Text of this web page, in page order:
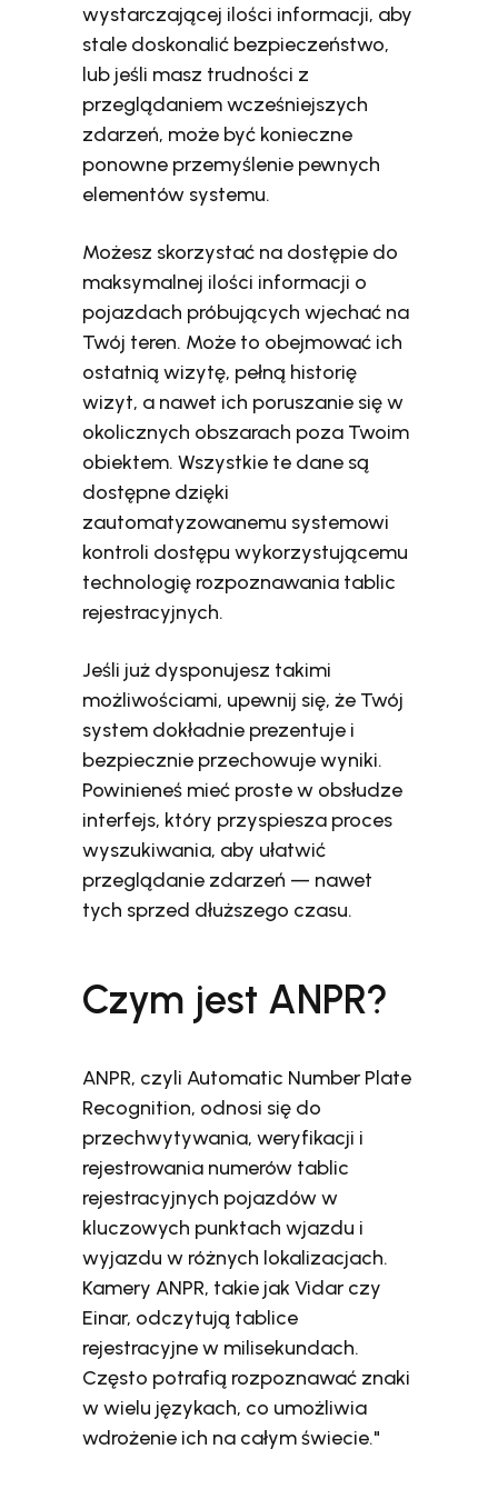
wystarczającej ilości informacji, aby
stale doskonalić bezpieczeństwo,
lub jeśli masz trudności z
przeglądaniem wcześniejszych
zdarzeń, może być konieczne
ponowne przemyślenie pewnych
elementów systemu.
Możesz skorzystać na dostępie do
maksymalnej ilości informacji o
pojazdach próbujących wjechać na
Twój teren. Może to obejmować ich
ostatnią wizytę, pełną historię
wizyt, a nawet ich poruszanie się w
okolicznych obszarach poza Twoim
obiektem. Wszystkie te dane są
dostępne dzięki
zautomatyzowanemu systemowi
kontroli dostępu wykorzystującemu
technologię rozpoznawania tablic
rejestracyjnych.
Jeśli już dysponujesz takimi
możliwościami, upewnij się, że Twój
system dokładnie prezentuje i
bezpiecznie przechowuje wyniki.
Powinieneś mieć proste w obsłudze
interfejs, który przyspiesza proces
wyszukiwania, aby ułatwić
przeglądanie zdarzeń — nawet
tych sprzed dłuższego czasu.
Czym jest ANPR?
ANPR, czyli Automatic Number Plate
Recognition, odnosi się do
przechwytywania, weryfikacji i
rejestrowania numerów tablic
rejestracyjnych pojazdów w
kluczowych punktach wjazdu i
wyjazdu w różnych lokalizacjach.
Kamery ANPR, takie jak Vidar czy
Einar, odczytują tablice
rejestracyjne w milisekundach.
Często potrafią rozpoznawać znaki
w wielu językach, co umożliwia
wdrożenie ich na całym świecie."